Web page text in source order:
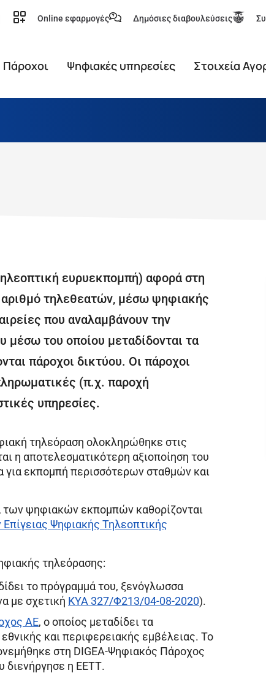
Online εφαρμογές Δημόσιες διαβουλεύσεις
Πάροχοι Ψηφιακές υπηρεσίες Στοιχεία
ευρυεκπομπή) αφορά στη
τηλεθεατών, μέσω ψηφιακής
που αναλαμβάνουν την
μέσω του οποίου μεταδίδονται τα
πάροχοι δικτύου. Οι πάροχοι
(π.χ. παροχή
υπηρεσίες.
τηλεόραση ολοκληρώθηκε στις
η αποτελεσματικότερη αξιοποίηση του
εκπομπή περισσότερων σταθμών και
των ψηφιακών εκπομπών καθορίζονται
Ψηφιακής Τηλεοπτικής
τηλεόρασης:
το πρόγραμμά του, ξενόγλωσσα
με σχετική ΚΥΑ 327/Φ213/04-08-2020).
ΑΕ, ο οποίος μεταδίδει τα
και περιφερειακής εμβέλειας. Το
στη DIGEA-Ψηφιακός Πάροχος
διενήργησε η ΕΕΤΤ.